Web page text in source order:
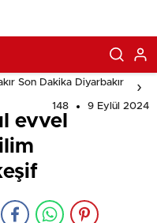
Son Dakika Diyarbakır
148 9 Eylül 2024
evvel